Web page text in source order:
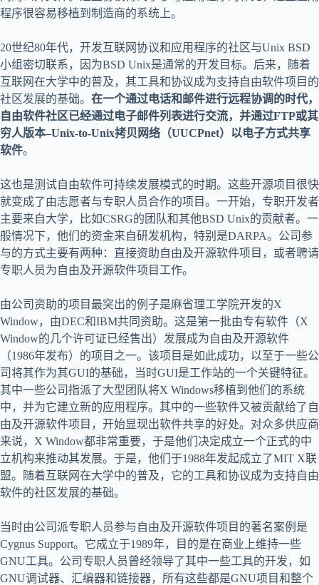
程序很容易移植到制造商的系统上。
20世纪80年代，开发互联网协议和应用程序的社区与Unix BSD
小组密切联系，因为BSD Unix是通常的开发目标。后来，随着
互联网在大学中的普及，其工具和协议成为支持自由软件项目的
社区发展的基础。 在一个通过电话和邮件进行远程协调的时代，
自由软件社区已经通过电子邮件列表进行交流，并通过FTP或其
穷人版本–Unix-to-Unix拷贝网络（UUCPnet）以电子方式共享
软件。
这也是测试自由软件可持续发展模式的时期。这些开源项目很快
就变成了由志愿者与专职人员合作的项目。一开始，专职开发者
主要来自大学，比如CSRG的团队和其他BSD Unix的贡献者。一
般情况下，他们的资金来自研发机构，特别是DARPA。公司参
与的方式主要有两种：直接资助自由及开源软件项目，或者聘请
专职人员为自由及开源软件项目工作。
由公司资助的项目最突出的例子是麻省理工学院开发的X
Window，由DEC和IBM共同资助。这是第一批由专有软件（X
Window的几个许可证已经售出）发展成为自由及开源软件
（1986年发布）的项目之一。该项目是如此成功，以至于一些公
司将其作为其GUI的基础，当时GUI是工作站的一个关键特征。
其中一些公司指派了大型团队将X Windows移植到他们的系统
中，并为它建立新的应用程序。其中的一些软件又被贡献给了自
由及开源软件项目，开始显现出软件共享的好处。对众多供应商
来说，X Window都非常重要，于是他们决定成立一个正式的中
立机构来推动其发展。于是，他们于1988年发起成立了MIT X联
盟。随着互联网在大学中的普及，它的工具和协议成为支持自由
软件的社区发展的基础。
当时由公司派专职人员参与自由及开源软件项目的著名案例是
Cygnus Support。它成立于1989年，目的是在商业上维持一些
GNU工具。公司专职人员曾经领导了其中一些工具的开发，如
GNU调试器、汇编器和链接器，所有这些都是GNU项目和整个